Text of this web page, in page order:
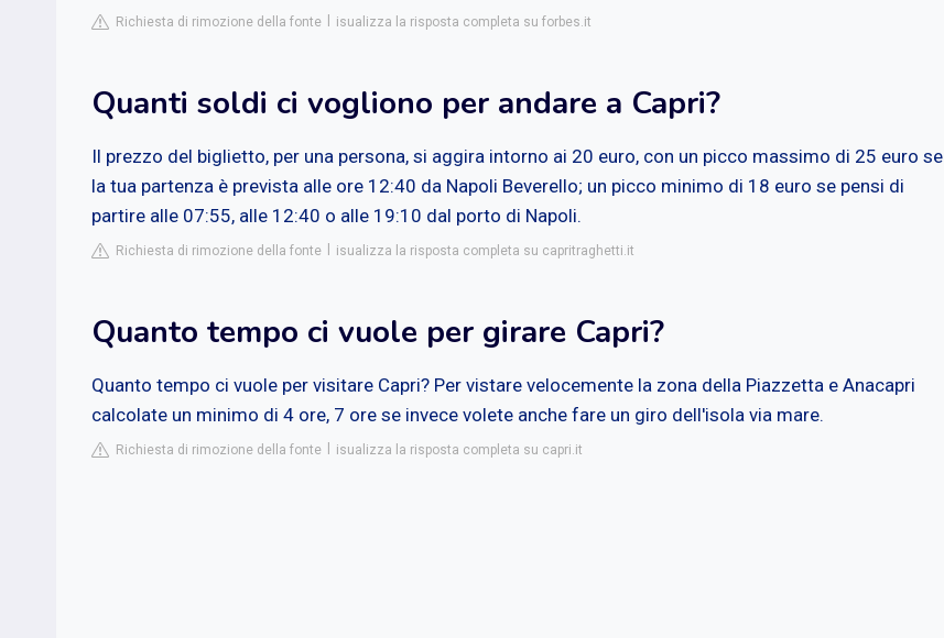
Richiesta di rimozione della fonte isualizza la risposta completa su forbes.it
Quanti soldi ci vogliono per andare a Capri?
Il prezzo del biglietto, per una persona, si aggira intorno ai 20 euro, con un picco massimo di 25 euro se
la tua partenza è prevista alle ore 12:40 da Napoli Beverello; un picco minimo di 18 euro se pensi di
partire alle 07:55, alle 12:40 o alle 19:10 dal porto di Napoli.
Richiesta di rimozione della fonte isualizza la risposta completa su capritraghetti.it
Quanto tempo ci vuole per girare Capri?
Quanto tempo ci vuole per visitare Capri? Per vistare velocemente la zona della Piazzetta e Anacapri
calcolate un minimo di 4 ore, 7 ore se invece volete anche fare un giro dell'isola via mare.
Richiesta di rimozione della fonte isualizza la risposta completa su capri.it